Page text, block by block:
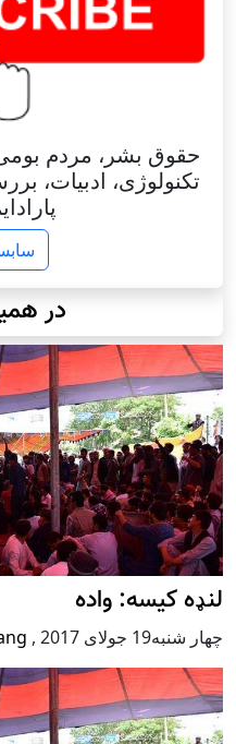
حقوق بشر، مردم
تکنولوژی، ادبیات،
در
لنډه کیسه: واده
چهار شنبه19 جولای 2017 ,